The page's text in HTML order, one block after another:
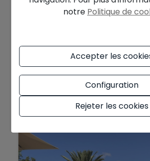
Villa à Benissa
Javea - Fanadix
406 m 1.597 m
notre Politique de
Accepter les
Configuration
Rejeter les cookies